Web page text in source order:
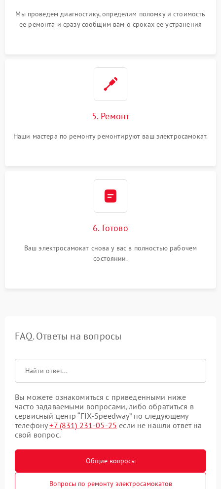
Мы проведем диагностику, определим поломку и стоимость
ее ремонта и сразу сообщим вам о сроках ее устранения
5. Ремонт
Наши мастера по ремонту ремонтируют ваш электросамокат.
6. Готово
Ваш электросамокат снова у вас в полностью рабочем
состоянии.
FAQ. Ответы на вопросы
Вы можете ознакомиться с приведенными ниже
часто задаваемыми вопросами, либо обратиться в
сервисный центр “FIX-Speedway” по следующему
телефону+7 (831) 231-05-25 если не нашли ответ на
свой вопрос.
Общие вопросы
Вопросы по ремонту электросамокатов